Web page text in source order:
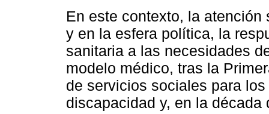
En este contexto, la
y en la esfera política, la
sanitaria a las necesidades
modelo médico, tras la
de servicios sociales para
discapacidad y, en la